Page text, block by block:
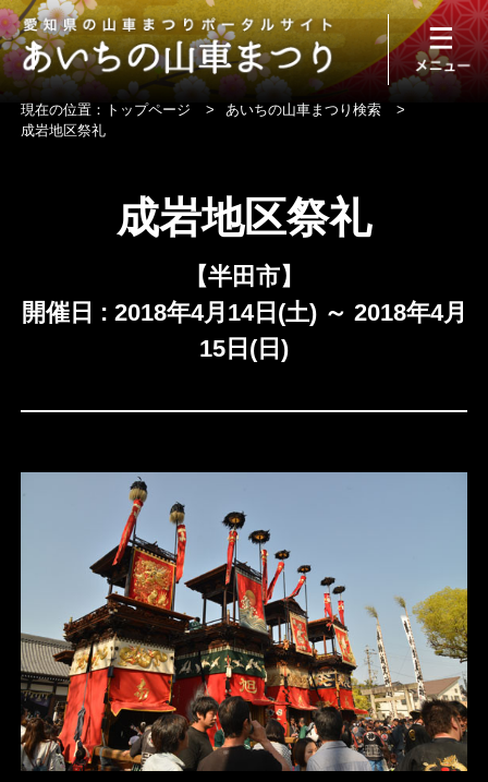
現在の位置： トップページ > あいちの山車まつり検索
>
成岩地区祭礼
成岩地区祭礼
【半田市】
開催日 : 2018年4月14日(土) ～ 2018年4月
15日(日)